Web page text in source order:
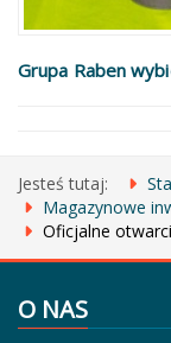
Grupa Raben
Jesteś tutaj:
Magazynowe
Oficjalne
O NAS